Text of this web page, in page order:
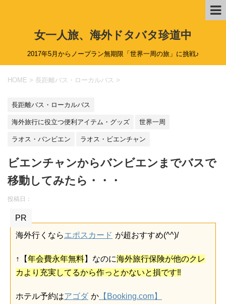
女一人旅、海外ドタバタ珍道中
2017年5月からノープラン無期限「世界一周の旅」に挑戦♪
HOME > 長距離バス・ローカルバス >
長距離バス・ローカルバス
海外旅行に役立つ便利アイテム・グッズ 世界一周
ラオス・バンビエン ラオス・ビエンチャン
ビエンチャンからバンビエンまでバスで
移動してみたら・・・
投稿日：
PR
海外行くならエポスカード が超おすすめ(^^)/
↑【年会費永年無料】なのに海外旅行保険が他のクレ
カより充実してるから作っとかないと損です‼
ホテル予約はアゴダ か 【Booking.com】